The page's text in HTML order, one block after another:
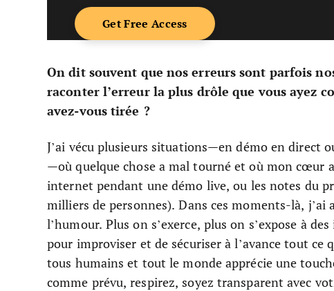
On dit souvent que nos erreurs sont parfois
raconter l’erreur la plus drôle que vous ayez
avez-vous tirée ?
J’ai vécu plusieurs situations—en démo en direct
—où quelque chose a mal tourné et où mon cœur
internet pendant une démo live, ou les notes du
milliers de personnes). Dans ces moments-là,
l’humour. Plus on s’exerce, plus on s’expose à
pour improviser et de sécuriser à l’avance tout ce
tous humains et tout le monde apprécie une
comme prévu, respirez, soyez transparent avec